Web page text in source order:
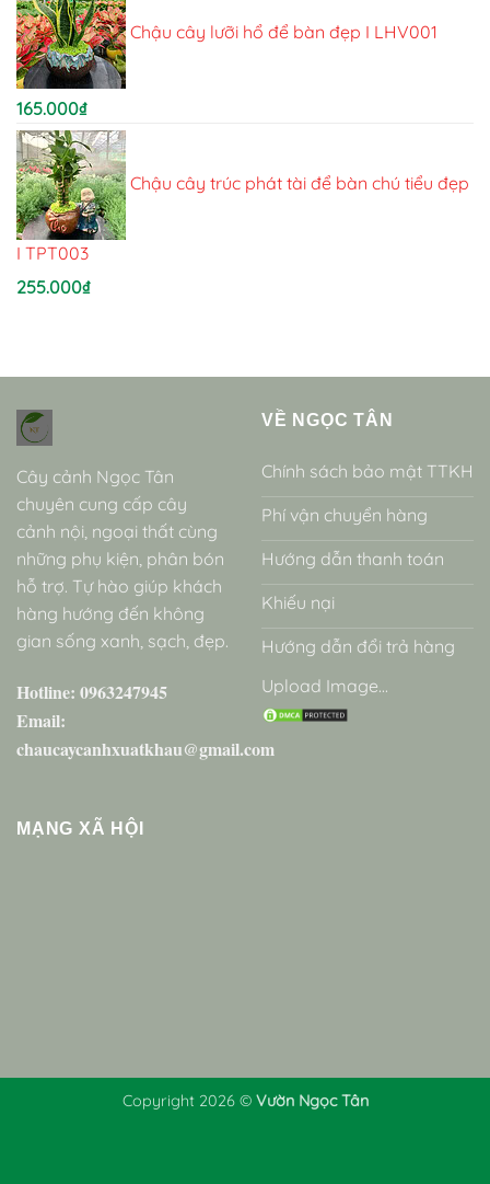
Chậu cây lưỡi hổ để bàn đẹp I LHV001
165.000₫
Chậu cây trúc phát tài để bàn chú tiểu đẹp
I TPT003
255.000₫
Cây cảnh Ngọc Tân
chuyên cung cấp cây
cảnh nội, ngoại thất cùng
những phụ kiện, phân bón
hỗ trợ. Tự hào giúp khách
hàng hướng đến không
gian sống xanh, sạch, đẹp.
Hotline: 0963247945
Email:
chaucaycanhxuatkhau@gmail.com
VỀ NGỌC TÂN
Chính sách bảo mật TTKH
Phí vận chuyển hàng
Hướng dẫn thanh toán
Khiếu nại
Hướng dẫn đổi trả hàng
Upload Image...
MẠNG XÃ HỘI
Copyright 2026 © Vườn Ngọc Tân